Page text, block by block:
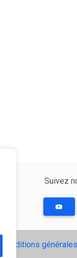
Suivez
Conditions